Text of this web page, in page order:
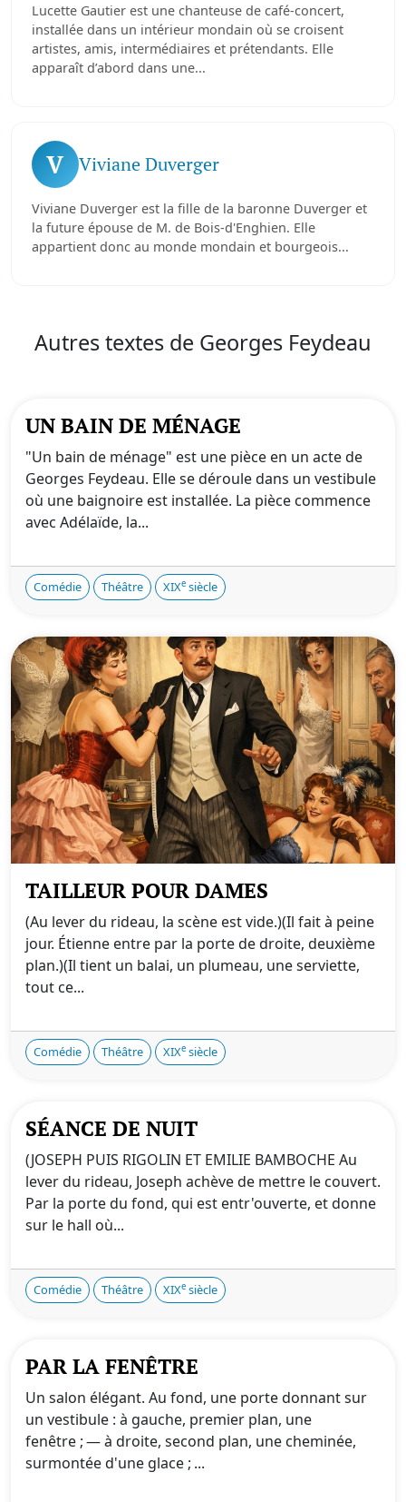
Lucette Gautier est une chanteuse de café-concert,
installée dans un intérieur mondain où se croisent
artistes, amis, intermédiaires et prétendants. Elle
apparaît d’abord dans une...
V Viviane Duverger
Viviane Duverger est la fille de la baronne Duverger et
la future épouse de M. de Bois-d'Enghien. Elle
appartient donc au monde mondain et bourgeois...
Autres textes de Georges Feydeau
UN BAIN DE MÉNAGE
"Un bain de ménage" est une pièce en un acte de
Georges Feydeau. Elle se déroule dans un vestibule
où une baignoire est installée. La pièce commence
avec Adélaïde, la...
Comédie Théâtre XIXe siècle
TAILLEUR POUR DAMES
(Au lever du rideau, la scène est vide.)(Il fait à peine
jour. Étienne entre par la porte de droite, deuxième
plan.)(Il tient un balai, un plumeau, une serviette,
tout ce...
Comédie Théâtre XIXe siècle
SÉANCE DE NUIT
(JOSEPH PUIS RIGOLIN ET EMILIE BAMBOCHE Au
lever du rideau, Joseph achève de mettre le couvert.
Par la porte du fond, qui est entr'ouverte, et donne
sur le hall où...
Comédie Théâtre XIXe siècle
PAR LA FENÊTRE
Un salon élégant. Au fond, une porte donnant sur
un vestibule : à gauche, premier plan, une
fenêtre ; — à droite, second plan, une cheminée,
surmontée d'une glace ; ...